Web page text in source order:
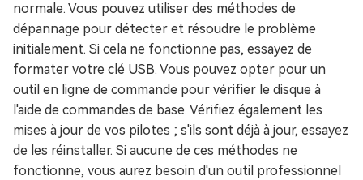
normale. Vous pouvez utiliser des méthodes de
dépannage pour détecter et résoudre le problème
initialement. Si cela ne fonctionne pas, essayez de
formater votre clé USB. Vous pouvez opter pour un
outil en ligne de commande pour vérifier le disque à
l'aide de commandes de base. Vérifiez également les
mises à jour de vos pilotes ; s'ils sont déjà à jour, essayez
de les réinstaller. Si aucune de ces méthodes ne
fonctionne, vous aurez besoin d'un outil professionnel